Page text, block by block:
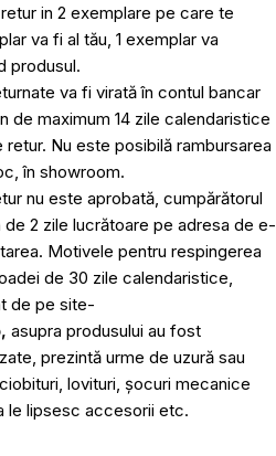
in 2 exemplare pe care te
va fi al tău, 1 exemplar va
produsul.
va fi virată în contul bancar
de maximum 14 zile calendaristice
Nu este posibilă rambursarea
în showroom.
nu este aprobată, cumpărătorul
2 zile lucrătoare pe adresa de e-
Motivele pentru respingerea
de 30 zile calendaristice,
de pe site-
asupra produsului au fost
prezintă urme de uzură sau
lovituri, șocuri mecanice
le lipsesc accesorii etc.